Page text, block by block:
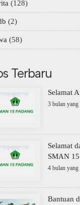
(128)
(2)
(58)
Terbaru
Selamat
3 bulan yang
Selamat
SMAN
4 bulan yang
Bantuan